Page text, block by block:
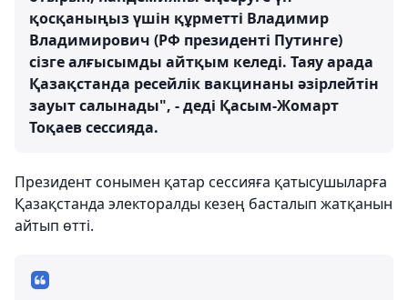
қосқаныңыз үшін құрметті Владимир
Владимирович (РФ президенті Путинге)
сізге алғысымды айтқым келеді. Таяу арада
Қазақстанда ресейлік вакцинаны әзірлейтін
зауыт салынады", - деді Қасым-Жомарт
Тоқаев сессияда.
Президент сонымен қатар сессияға қатысушыларға
Қазақстанда электоралды кезең басталып жатқанын
айтып өтті.